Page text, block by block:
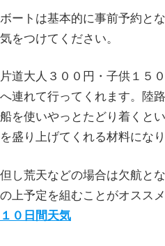
ボートは基本的に事前予約と
気をつけてください。
片道大人３００円・子供１５
へ連れて行ってくれます。陸
船を使いやっとたどり着くと
を盛り上げてくれる材料になり
但し荒天などの場合は欠航と
の上予定を組むことがオススメ
１０日間天気